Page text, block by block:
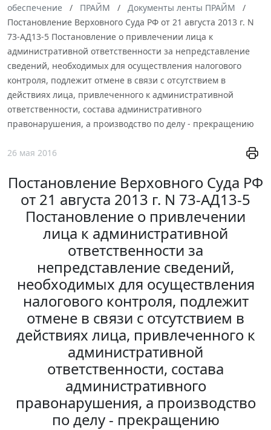
обеспечение
ПРАЙМ
Документы ленты ПРАЙМ
Постановление Верховного Суда РФ от 21 августа 2013 г. N
73-АД13-5 Постановление о привлечении лица к
административной ответственности за непредставление
сведений, необходимых для осуществления налогового
контроля, подлежит отмене в связи с отсутствием в
действиях лица, привлеченного к административной
ответственности, состава административного
правонарушения, а производство по делу - прекращению
26 мая 2016
Постановление Верховного Суда РФ
от 21 августа 2013 г. N 73-АД13-5
Постановление о привлечении
лица к административной
ответственности за
непредставление сведений,
необходимых для осуществления
налогового контроля, подлежит
отмене в связи с отсутствием в
действиях лица, привлеченного к
административной
ответственности, состава
административного
правонарушения, а производство
по делу - прекращению